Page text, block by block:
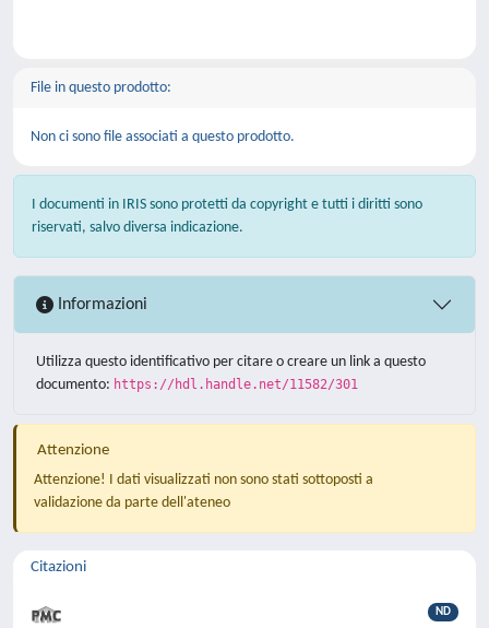
File in questo prodotto:
Non ci sono file associati a questo prodotto.
I documenti in IRIS sono protetti da copyright e tutti i diritti sono
riservati, salvo diversa indicazione.
Informazioni
Utilizza questo identificativo per citare o creare un link a questo
documento: https://hdl.handle.net/11582/301
Attenzione
Attenzione! I dati visualizzati non sono stati sottoposti a
validazione da parte dell'ateneo
Citazioni
ND